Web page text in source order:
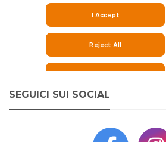
SEGUICI SUI SOCIAL